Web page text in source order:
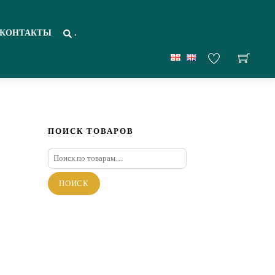
КОНТАКТЫ .
ПОИСК ТОВАРОВ
Искать:
ПОИСК